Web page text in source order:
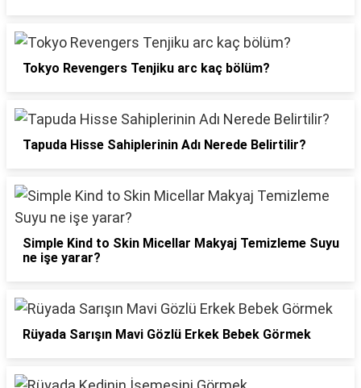
Tokyo Revengers Tenjiku arc kaç bölüm?
Tapuda Hisse Sahiplerinin Adı Nerede Belirtilir?
Simple Kind to Skin Micellar Makyaj Temizleme Suyu
ne işe yarar?
Rüyada Sarışın Mavi Gözlü Erkek Bebek Görmek